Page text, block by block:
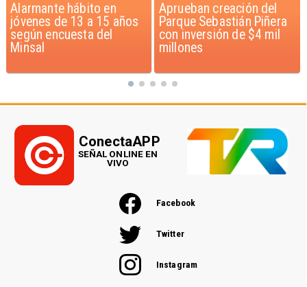
Aprueban creación del
Parque Sebastián Piñera
con inversión de $4 mil
millones
Claudio Bravo baja la
euforia sobre fichaje de
Vozinha
Facebook
Twitter
Instagram
ConectaAPP
SEÑAL ONLINE EN
VIVO